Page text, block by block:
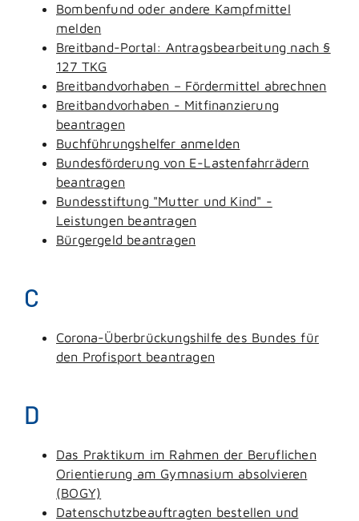
Bombenfund oder andere Kampfmittel
melden
Breitband-Portal: Antragsbearbeitung nach §
127 TKG
Breitbandvorhaben – Fördermittel abrechnen
Breitbandvorhaben - Mitfinanzierung
beantragen
Buchführungshelfer anmelden
Bundesförderung von E-Lastenfahrrädern
beantragen
Bundesstiftung "Mutter und Kind" -
Leistungen beantragen
Bürgergeld beantragen
C
Corona-Überbrückungshilfe des Bundes für
den Profisport beantragen
D
Das Praktikum im Rahmen der Beruflichen
Orientierung am Gymnasium absolvieren
(BOGY)
Datenschutzbeauftragten bestellen und